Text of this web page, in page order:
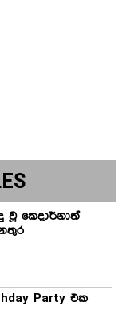
වූ කෙදාර්නාත්
Party එක